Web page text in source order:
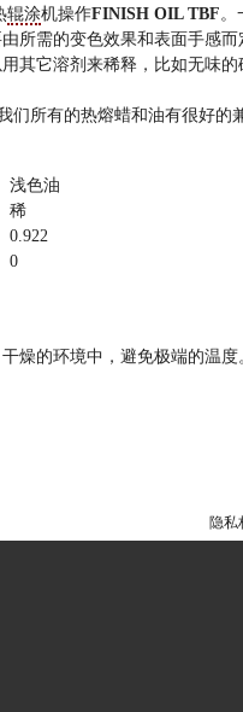
辊涂机操作FINISH OIL TBF。
所需的变色效果和表面手感而
其它溶剂来稀释，比如无味
们所有的热熔蜡和油有很好的
浅色油
稀
0.922
0
燥的环境中，避免极端的温度
隐私